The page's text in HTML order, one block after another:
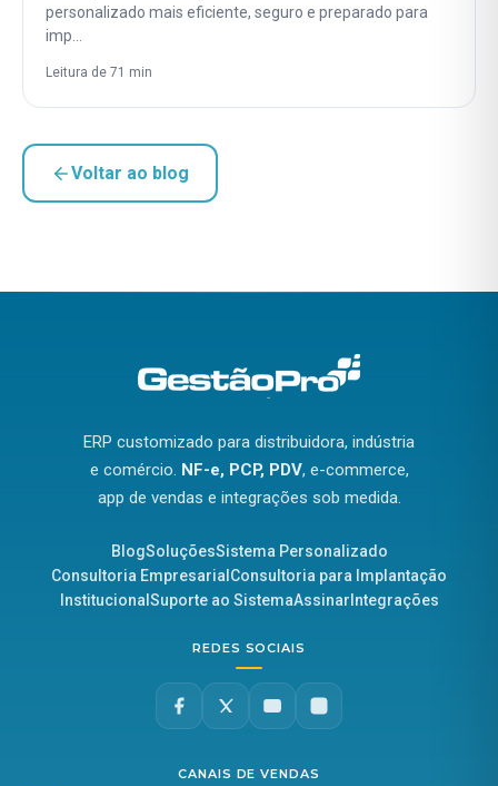
personalizado mais eficiente, seguro e preparado para
imp…
Leitura de 71 min
Voltar ao blog
ERP customizado para distribuidora, indústria
e comércio. NF-e, PCP, PDV, e-commerce,
app de vendas e integrações sob medida.
BlogSoluçõesSistema Personalizado
Consultoria Empresarial Consultoria para Implantação
Institucional Suporte ao SistemaAssinar Integrações
REDES SOCIAIS
CANAIS DE VENDAS